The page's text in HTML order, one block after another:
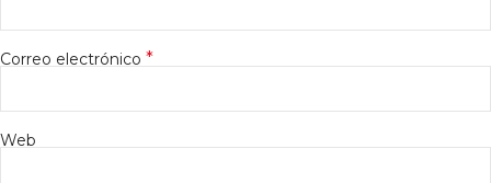
Correo electrónico *
Web